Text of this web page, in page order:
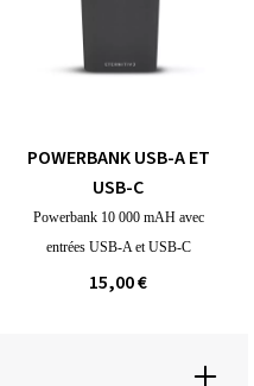
POWERBANK USB-A ET
USB-C
Powerbank 10 000 mAH avec
entrées USB-A et USB-C
15,00 €